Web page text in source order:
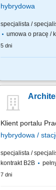
hybrydowa
specjalista /
umowa o pracę /
5 dni
Twoją rolą będzie:
platformy
Projektowanie i
Klient portalu
hybrydowa /
specjalista /
kontrakt B2B
7 dni